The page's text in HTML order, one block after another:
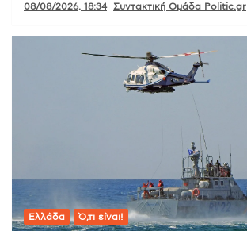
08/08/2026, 18:34 Συντακτική Ομάδα Politic.gr
Ελλάδα Ό,τι είναι!